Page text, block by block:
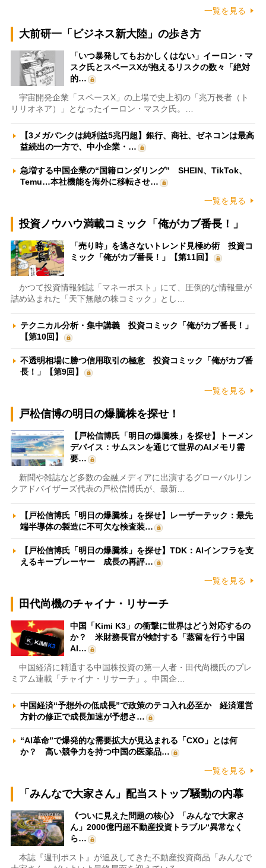
一覧を見る
大前研一「ビジネス新大陸」の歩き方
「いつ暴発してもおかしくはない」イーロン・マ
スク氏とスペースXが抱えるリスクの数々「絶対
的…
宇宙開発企業「スペースX」の上場で史上初の「兆万長者（ト
リリオネア）」となったイーロン・マスク氏。…
【3メガバンクは純利益5兆円超】銀行、商社、ゼネコンは最高
益続出の一方で、中小企業・…
急増する中国企業の“国籍ロンダリング” SHEIN、TikTok、
Temu…本社機能を海外に移転させ…
一覧を見る
投資ノウハウ満載コミック「俺がカブ番長！」
「売り時」を逃さないトレンド見極め術 投資コ
ミック「俺がカブ番長！」【第11回】
かつて投資情報雑誌「マネーポスト」にて、圧倒的な情報量が
詰め込まれた「天下無敵の株コミック」とし…
テクニカル分析・集中講義 投資コミック「俺がカブ番長！」
【第10回】
不透明相場に勝つ信用取引の極意 投資コミック「俺がカブ番
長！」【第9回】
一覧を見る
戸松信博の明日の爆騰株を探せ！
【戸松信博氏「明日の爆騰株」を探せ】トーメン
デバイス：サムスンを通じて世界のAIメモリ需
要…
新聞や雑誌など多数の金融メディアに出演するグローバルリン
クアドバイザーズ代表の戸松信博氏が、最新…
【戸松信博氏「明日の爆騰株」を探せ】レーザーテック：最先
端半導体の製造に不可欠な検査装…
【戸松信博氏「明日の爆騰株」を探せ】TDK：AIインフラを支
えるキープレーヤー 成長の再評…
一覧を見る
田代尚機のチャイナ・リサーチ
中国「Kimi K3」の衝撃に世界はどう対応するの
か？ 米財務長官が検討する「蒸留を行う中国
AI…
中国経済に精通する中国株投資の第一人者・田代尚機氏のプレ
ミアム連載「チャイナ・リサーチ」。中国企…
中国経済“予想外の低成長”で政策のテコ入れ必至か 経済運営
方針の修正で成長加速が予想さ…
“AI革命”で爆発的な需要拡大が見込まれる「CXO」とは何
か？ 高い競争力を持つ中国の医薬品…
一覧を見る
「みんなで大家さん」配当ストップ騒動の内幕
《ついに見えた問題の核心》「みんなで大家さ
ん」2000億円超不動産投資トラブル“異常なく
ら…
本誌『週刊ポスト』が追及してきた不動産投資商品「みんなで